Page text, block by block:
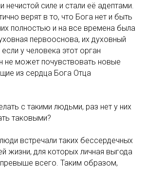
нечистой силе и стали её адептами.
верят в то, что Бога нет и быть
полностью и на все времена была
первооснова, их духовный
у человека этот орган
не может почувствовать новые
из сердца Бога Отца
с такими людьми, раз нет у них
таковыми?
встречали таких бессердечных
жизни, для которых личная выгода
превыше всего. Таким образом,